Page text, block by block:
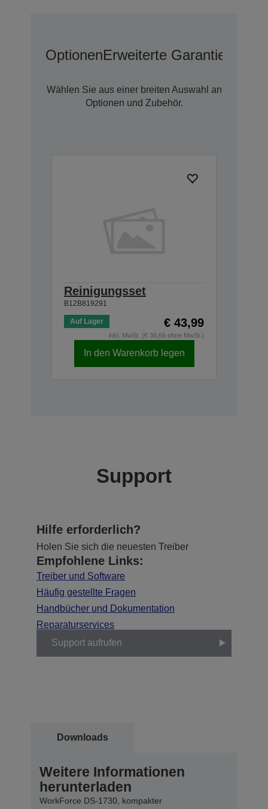
OptionenErweiterte
Wählen Sie aus einer breiten Auswahl an
Optionen und Zubehör.
Reinigungsset
B12B819291
Auf Lager € 43,99
inkl. MwSt. (€ 36,66 ohne MwSt.)
In den Warenkorb legen
Support
Hilfe erforderlich?
Holen Sie sich die neuesten Treiber
Empfohlene Links:
Treiber und Software
Häufig gestellte Fragen
Handbücher und Dokumentation
Reparaturservices
Support aufrufen
Downloads
Weitere Informationen
herunterladen
WorkForce DS-1730, kompakter